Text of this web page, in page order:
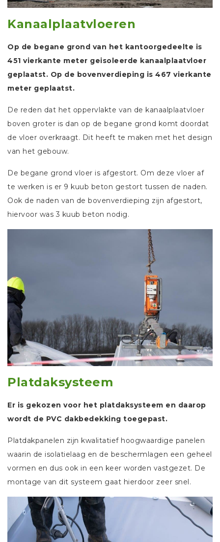
Kanaalplaatvloeren
Op de begane grond van het kantoorgedeelte is
451 vierkante meter geisoleerde kanaalplaatvloer
geplaatst. Op de bovenverdieping is 467 vierkante
meter geplaatst.
De reden dat het oppervlakte van de kanaalplaatvloer
boven groter is dan op de begane grond komt doordat
de vloer overkraagt. Dit heeft te maken met het design
van het gebouw.
De begane grond vloer is afgestort. Om deze vloer af
te werken is er 9 kuub beton gestort tussen de naden.
Ook de naden van de bovenverdieping zijn afgestort,
hiervoor was 3 kuub beton nodig.
Platdaksysteem
Er is gekozen voor het platdaksysteem en daarop
wordt de PVC dakbedekking toegepast.
Platdakpanelen zijn kwalitatief hoogwaardige panelen
waarin de isolatielaag en de beschermlagen een geheel
vormen en dus ook in een keer worden vastgezet. De
montage van dit systeem gaat hierdoor zeer snel.